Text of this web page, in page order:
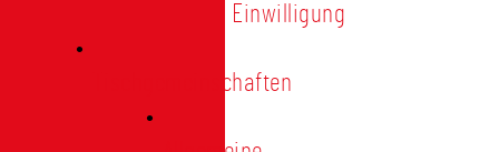
Einwilligung
Tischgemeinschaften